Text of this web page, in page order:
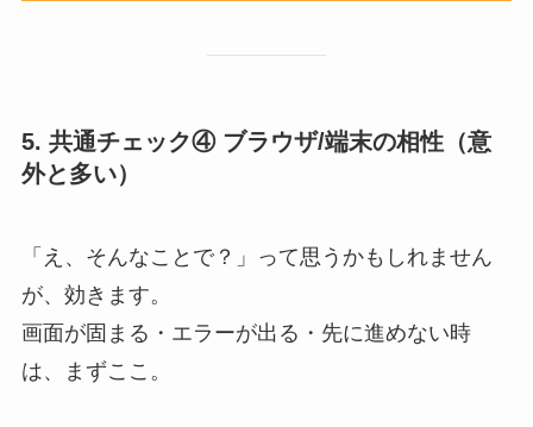
5. 共通チェック④ ブラウザ/端末の相性（意
外と多い）
「え、そんなことで？」って思うかもしれません
が、効きます。
画面が固まる・エラーが出る・先に進めない時
は、まずここ。